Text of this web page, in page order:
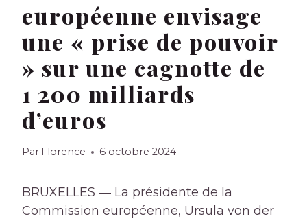
européenne envisage
une « prise de pouvoir
» sur une cagnotte de
1 200 milliards
d’euros
Par Florence 6 octobre 2024
BRUXELLES ― La présidente de la
Commission européenne, Ursula von der